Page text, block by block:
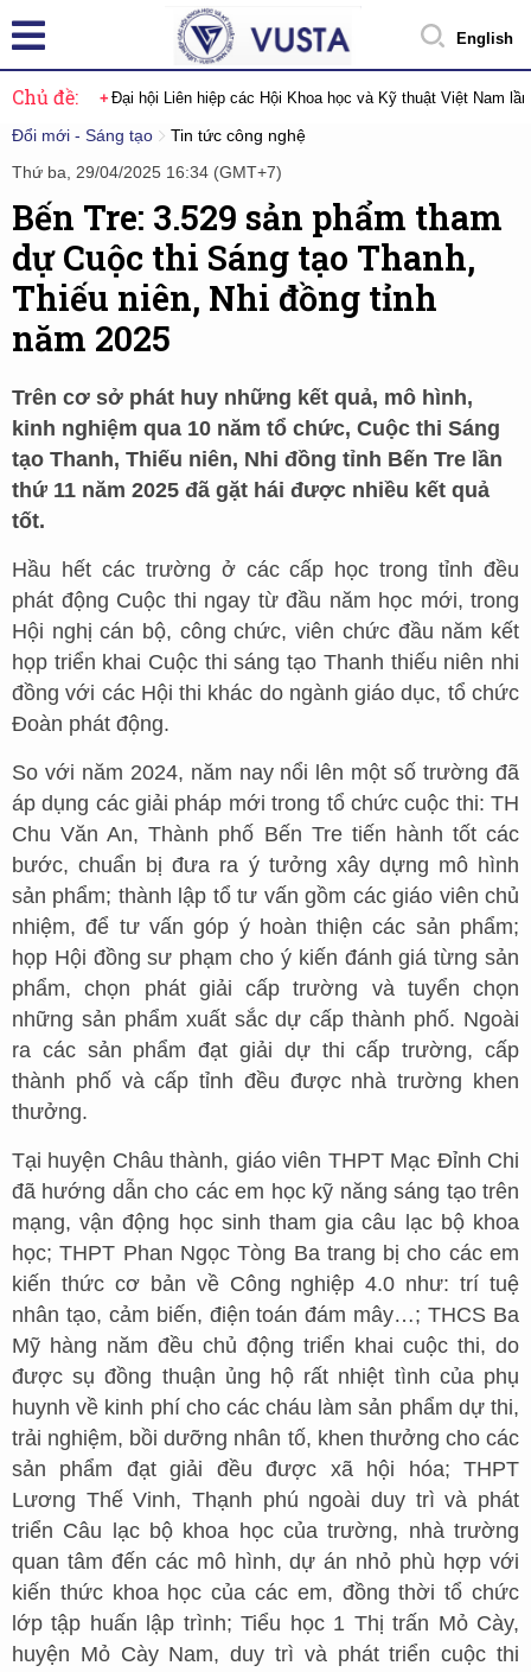
English
Chủ đề: Đại hội Liên hiệp các Hội Khoa học và Kỹ thuật Việt Nam
Đổi mới - Sáng tạo
Tin tức công nghệ
Thứ ba, 29/04/2025 16:34 (GMT+7)
Bến Tre: 3.529 sản phẩm tham
dự Cuộc thi Sáng tạo Thanh,
Thiếu niên, Nhi đồng tỉnh
năm 2025
Trên cơ sở phát huy những kết quả, mô hình,
kinh nghiệm qua 10 năm tổ chức, Cuộc thi Sáng
tạo Thanh, Thiếu niên, Nhi đồng tỉnh Bến Tre lần
thứ 11 năm 2025 đã gặt hái được nhiều kết quả
tốt.
Hầu hết các trường ở các cấp học trong tỉnh đều
phát động Cuộc thi ngay từ đầu năm học mới, trong
Hội nghị cán bộ, công chức, viên chức đầu năm kết
họp triển khai Cuộc thi sáng tạo Thanh thiếu niên nhi
đồng với các Hội thi khác do ngành giáo dục, tổ chức
Đoàn phát động.
So với năm 2024, năm nay nổi lên một số trường đã
áp dụng các giải pháp mới trong tổ chức cuộc thi: TH
Chu Văn An, Thành phố Bến Tre tiến hành tốt các
bước, chuẩn bị đưa ra ý tưởng xây dựng mô hình
sản phẩm; thành lập tổ tư vấn gồm các giáo viên chủ
nhiệm, để tư vấn góp ý hoàn thiện các sản phẩm;
họp Hội đồng sư phạm cho ý kiến đánh giá từng sản
phẩm, chọn phát giải cấp trường và tuyển chọn
những sản phẩm xuất sắc dự cấp thành phố. Ngoài
ra các sản phẩm đạt giải dự thi cấp trường, cấp
thành phố và cấp tỉnh đều được nhà trường khen
thưởng.
Tại huyện Châu thành, giáo viên THPT Mạc Đỉnh Chi
đã hướng dẫn cho các em học kỹ năng sáng tạo trên
mạng, vận động học sinh tham gia câu lạc bộ khoa
học; THPT Phan Ngọc Tòng Ba trang bị cho các em
kiến thức cơ bản về Công nghiệp 4.0 như: trí tuệ
nhân tạo, cảm biến, điện toán đám mây…; THCS Ba
Mỹ hàng năm đều chủ động triển khai cuộc thi, do
được sụ đồng thuận ủng hộ rất nhiệt tình của phụ
huynh về kinh phí cho các cháu làm sản phẩm dự thi,
trải nghiệm, bồi dưỡng nhân tố, khen thưởng cho các
sản phẩm đạt giải đều được xã hội hóa; THPT
Lương Thế Vinh, Thạnh phú ngoài duy trì và phát
triển Câu lạc bộ khoa học của trường, nhà trường
quan tâm đến các mô hình, dự án nhỏ phù hợp với
kiến thức khoa học của các em, đồng thời tổ chức
lớp tập huấn lập trình; Tiểu học 1 Thị trấn Mỏ Cày,
huyện Mỏ Cày Nam, duy trì và phát triển cuộc thi